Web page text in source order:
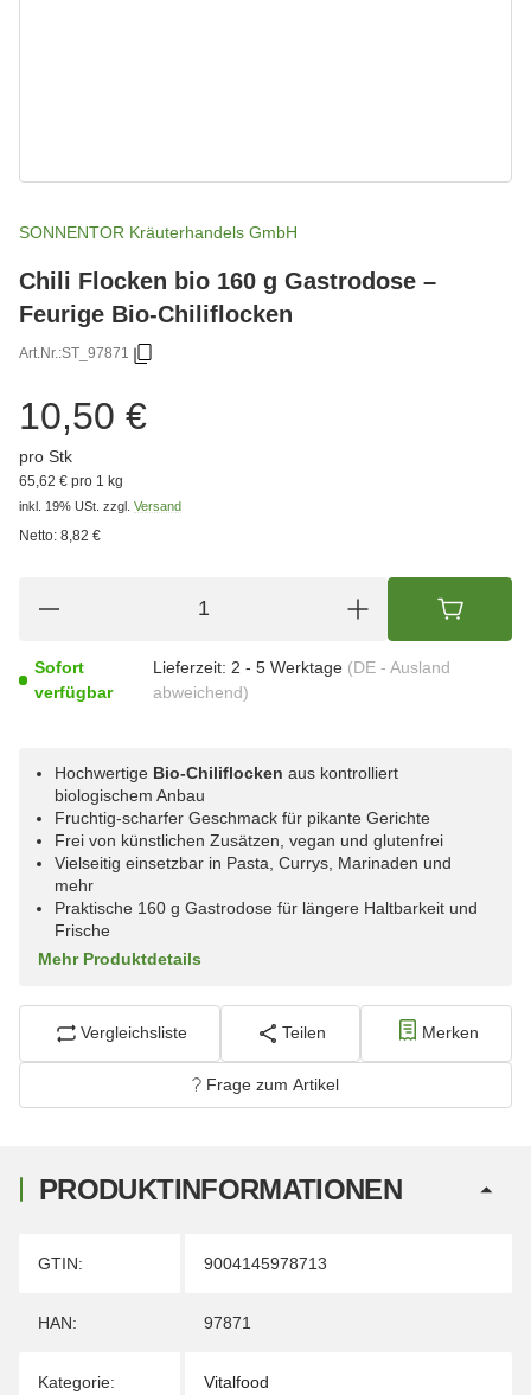
SONNENTOR Kräuterhandels GmbH
Chili Flocken bio 160 g Gastrodose –
Feurige Bio-Chiliflocken
Art.Nr.:ST_97871
10,50 €
pro Stk
65,62 € pro 1 kg
inkl. 19% USt. zzgl. Versand
Netto: 8,82 €
Sofort
verfügbar
Lieferzeit: 2 - 5 Werktage (DE - Ausland
abweichend)
Hochwertige Bio-Chiliflocken aus kontrolliert
biologischem Anbau
Fruchtig-scharfer Geschmack für pikante Gerichte
Frei von künstlichen Zusätzen, vegan und glutenfrei
Vielseitig einsetzbar in Pasta, Currys, Marinaden und
mehr
Praktische 160 g Gastrodose für längere Haltbarkeit und
Frische
Mehr Produktdetails
Vergleichsliste Teilen Merken
Frage zum Artikel
PRODUKTINFORMATIONEN
Produkteigenschaft
Wert
GTIN: 9004145978713
HAN: 97871
Kategorie: Vitalfood